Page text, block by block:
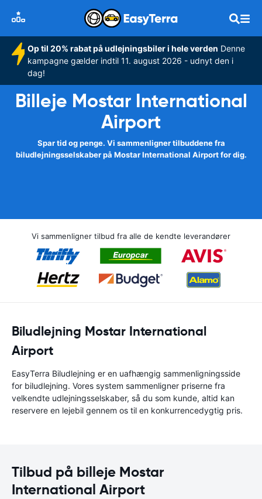
Op til 20% rabat på udlejningsbiler i hele verden Denne
kampagne gælder indtil 11. august 2026 - udnyt den i
dag!
Billeje Mostar International
Airport
Spar tid og penge. Vi sammenligner tilbuddene fra
biludlejningsselskaber på Mostar International Airport for dig.
Vi sammenligner tilbud fra alle de kendte leverandører
Biludlejning Mostar International
Airport
EasyTerra Biludlejning er en uafhængig sammenligningsside
for biludlejning. Vores system sammenligner priserne fra
velkendte udlejningsselskaber, så du som kunde, altid kan
reservere en lejebil gennem os til en konkurrencedygtig pris.
Tilbud på billeje Mostar
International Airport